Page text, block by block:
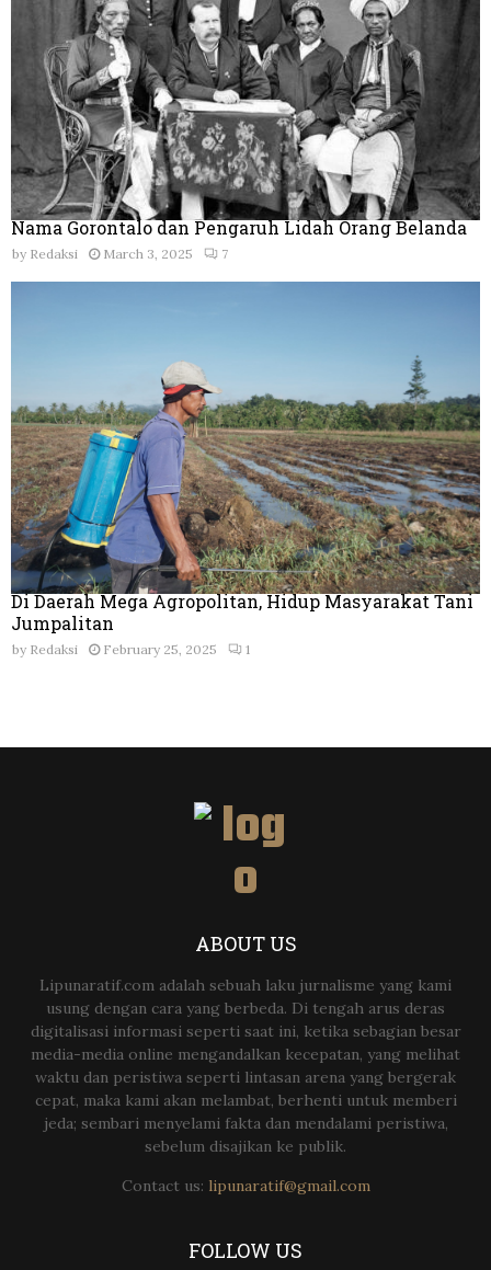
Nama Gorontalo dan Pengaruh Lidah Orang Belanda
by Redaksi March 3, 2025 7
Di Daerah Mega Agropolitan, Hidup Masyarakat Tani
Jumpalitan
by Redaksi February 25, 2025 1
ABOUT US
Lipunaratif.com adalah sebuah laku jurnalisme yang kami
usung dengan cara yang berbeda. Di tengah arus deras
digitalisasi informasi seperti saat ini, ketika sebagian besar
media-media online mengandalkan kecepatan, yang melihat
waktu dan peristiwa seperti lintasan arena yang bergerak
cepat, maka kami akan melambat, berhenti untuk memberi
jeda; sembari menyelami fakta dan mendalami peristiwa,
sebelum disajikan ke publik.
Contact us: lipunaratif@gmail.com
FOLLOW US